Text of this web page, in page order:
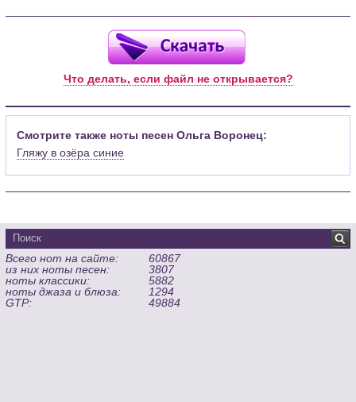
Что делать, если файл не открывается?
Смотрите также ноты песен Ольга Воронец:
Гляжу в озёра синие
Всего нот на сайте:
60867
из них ноты песен:
3807
ноты классики:
5882
ноты джаза и блюза:
1294
GTP:
49884